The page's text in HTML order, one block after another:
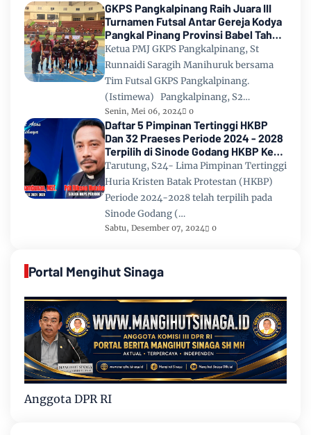
GKPS Pangkalpinang Raih Juara III
Turnamen Futsal Antar Gereja Kodya
Pangkal Pinang Provinsi Babel Tahun
2024
Ketua PMJ GKPS Pangkalpinang, St
Runnaidi Saragih Manihuruk bersama
Tim Futsal GKPS Pangkalpinang.
(Istimewa) Pangkalpinang, S2…
Senin, Mei 06, 2024 0
Daftar 5 Pimpinan Tertinggi HKBP
Dan 32 Praeses Periode 2024 - 2028
Terpilih di Sinode Godang HKBP Ke
67 Tahun 2024
Tarutung, S24- Lima Pimpinan Tertinggi
Huria Kristen Batak Protestan (HKBP)
Periode 2024-2028 telah terpilih pada
Sinode Godang (…
Sabtu, Desember 07, 2024 0
Portal Mengihut Sinaga
Anggota DPR RI